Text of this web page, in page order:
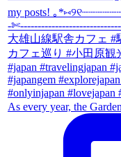
As every year, the